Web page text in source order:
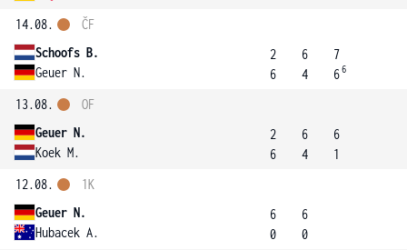
14.08.
Schoofs B.
Geuer N.
ČF
2
6
6
4
7
66
13.08.
Geuer N.
Koek M.
OF
2
6
6
4
6
1
12.08.
Geuer N.
Hubacek A.
1K
6
0
6
0